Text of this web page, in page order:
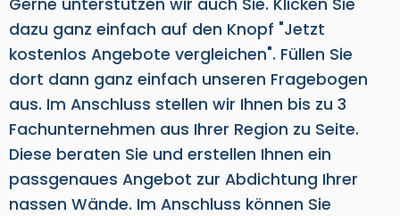
Gerne unterstützen wir auch Sie. Klicken Sie
dazu ganz einfach auf den Knopf "Jetzt
kostenlos Angebote vergleichen". Füllen Sie
dort dann ganz einfach unseren Fragebogen
aus. Im Anschluss stellen wir Ihnen bis zu 3
Fachunternehmen aus Ihrer Region zu Seite.
Diese beraten Sie und erstellen Ihnen ein
passgenaues Angebot zur Abdichtung Ihrer
nassen Wände. Im Anschluss können Sie